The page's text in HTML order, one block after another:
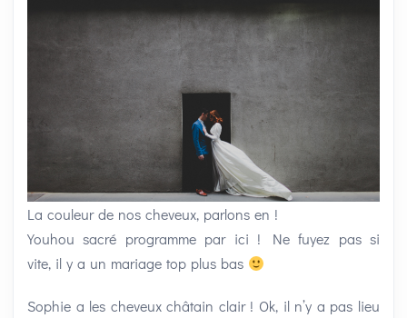
La couleur de nos cheveux, parlons en !
Youhou sacré programme par ici ! Ne fuyez pas si
vite, il y a un mariage top plus bas
Sophie a les cheveux châtain clair ! Ok, il n’y a pas lieu